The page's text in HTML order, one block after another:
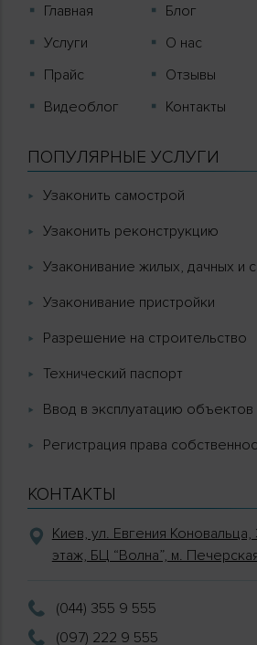
Главная
Услуги
Прайс
Видеоблог
Блог
О нас
Отзывы
Контакты
ПОПУЛЯРНЫЕ УСЛУГИ
Узаконить самострой
Узаконить реконструкцию
Узаконивание жилых, дачных и
Узаконивание пристройки
Разрешение на строительство
Технический паспорт
Ввод в эксплуатацию объектов
Регистрация права
КОНТАКТЫ
Киев, ул. Евгения
этаж, БЦ “Волна”, м.
(044) 355 9 555
(097) 222 9 555